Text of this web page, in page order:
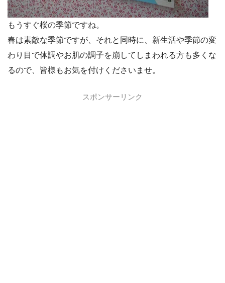
もうすぐ桜の季節ですね。
春は素敵な季節ですが、それと同時に、新生活や季節の変
わり目で体調やお肌の調子を崩してしまわれる方も多くな
るので、皆様もお気を付けくださいませ。
スポンサーリンク